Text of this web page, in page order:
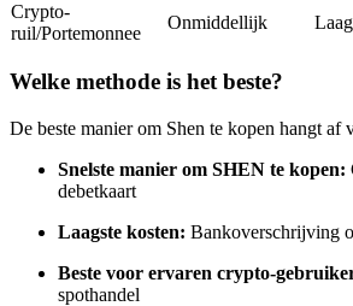
Kopiëren Handel
Sluit je aan bij top traders
Crypto-
ruil/Portemonnee
Onmiddellijk Laag
Welke methode is het beste?
De beste manier om Shen te kopen hangt af
Snelste manier om SHEN te kopen:
debetkaart
Laagste kosten: Bankoverschrijving
Beste voor ervaren crypto-
spothandel